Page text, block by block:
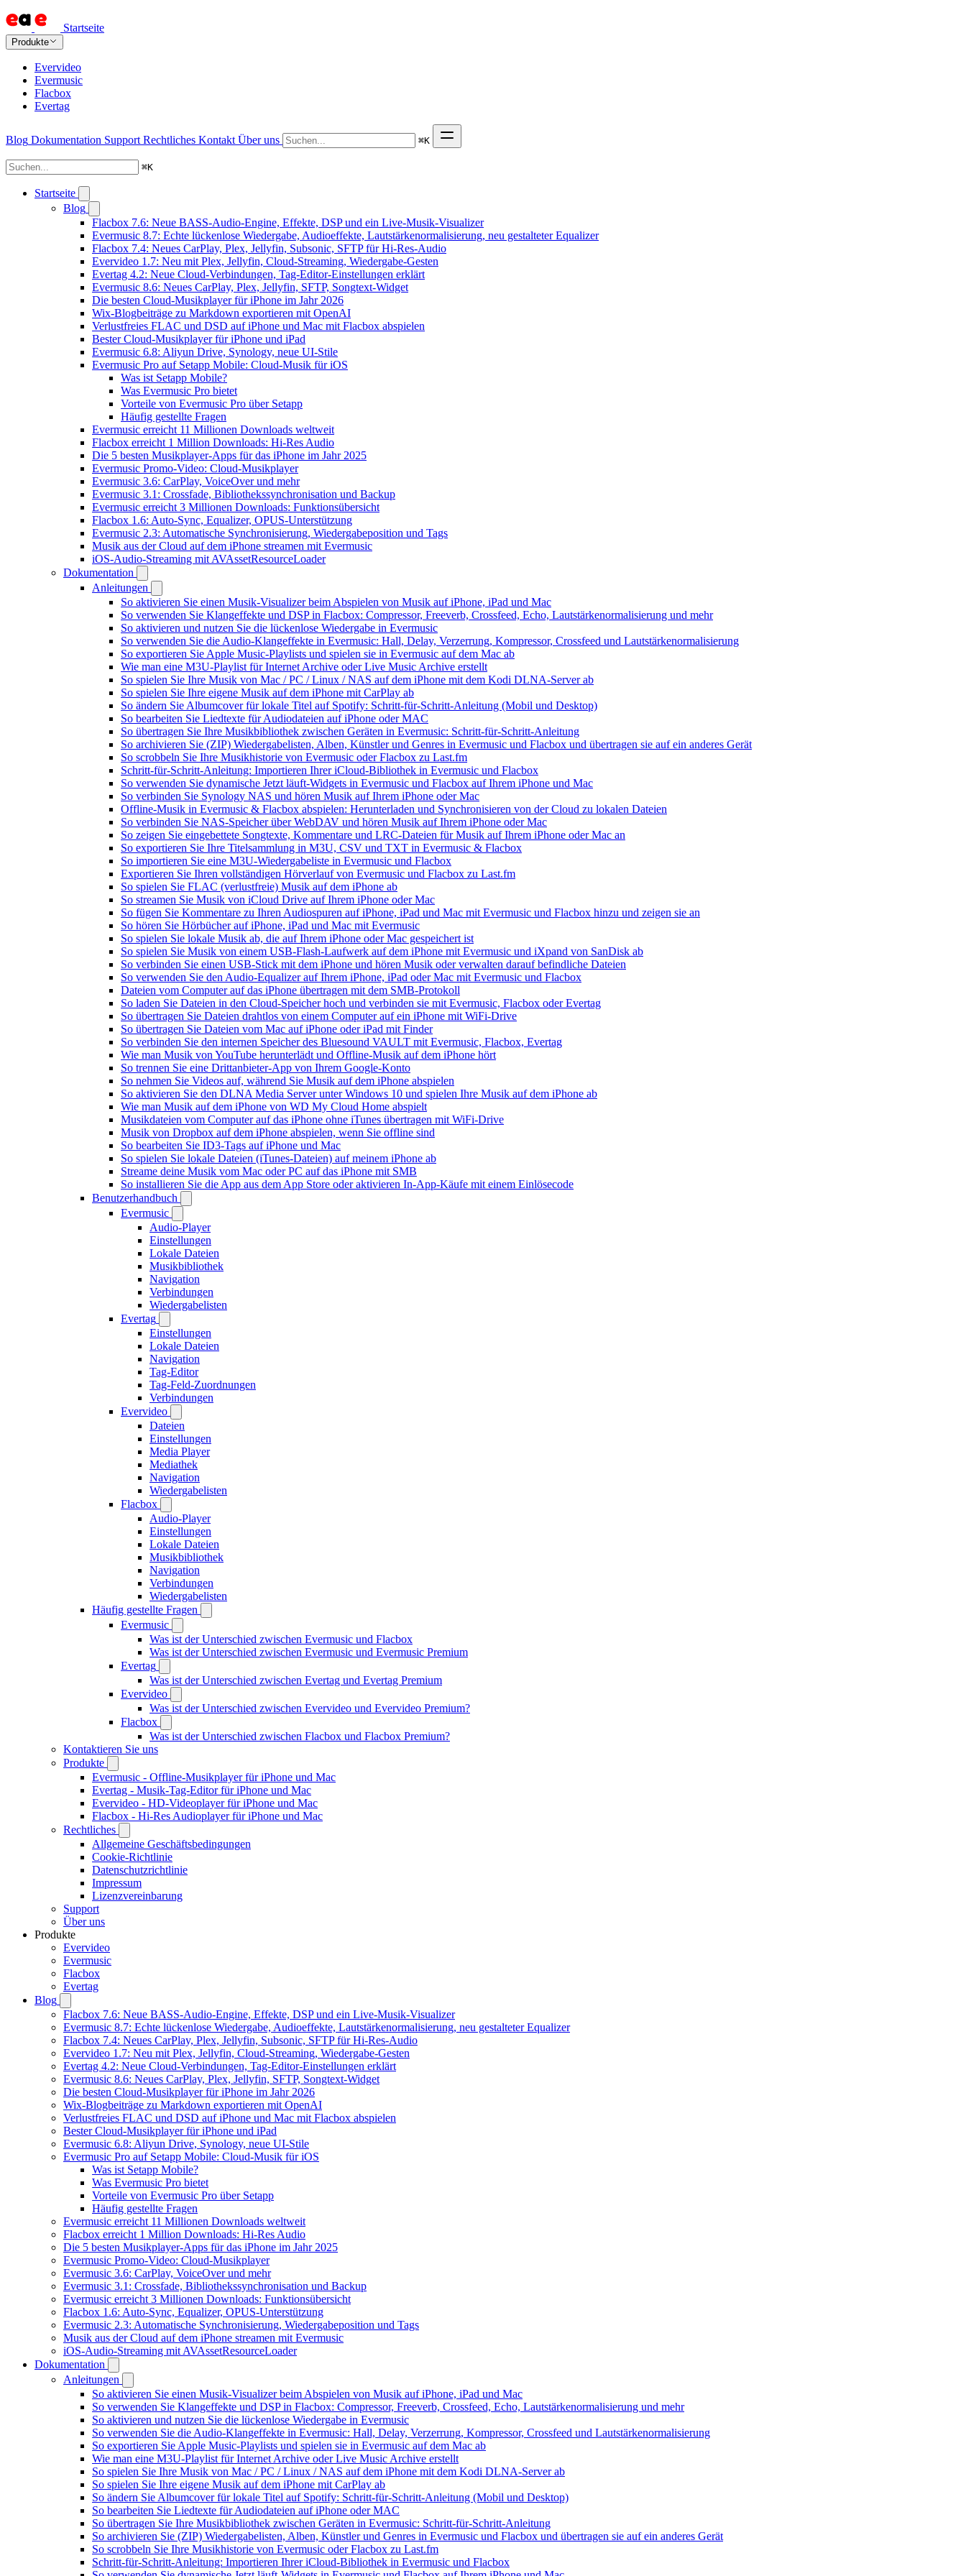
Startseite
Produkte
Evervideo
Evermusic
Flacbox
Evertag
Blog Dokumentation Support Rechtliches Kontakt Über uns ⌘K
⌘K
Startseite
Blog
Flacbox 7.6: Neue BASS-Audio-Engine, Effekte, DSP und ein Live-Musik-Visualizer
Evermusic 8.7: Echte lückenlose Wiedergabe, Audioeffekte, Lautstärkenormalisierung, neu gestalteter Equalizer
Flacbox 7.4: Neues CarPlay, Plex, Jellyfin, Subsonic, SFTP für Hi-Res-Audio
Evervideo 1.7: Neu mit Plex, Jellyfin, Cloud-Streaming, Wiedergabe-Gesten
Evertag 4.2: Neue Cloud-Verbindungen, Tag-Editor-Einstellungen erklärt
Evermusic 8.6: Neues CarPlay, Plex, Jellyfin, SFTP, Songtext-Widget
Die besten Cloud-Musikplayer für iPhone im Jahr 2026
Wix-Blogbeiträge zu Markdown exportieren mit OpenAI
Verlustfreies FLAC und DSD auf iPhone und Mac mit Flacbox abspielen
Bester Cloud-Musikplayer für iPhone und iPad
Evermusic 6.8: Aliyun Drive, Synology, neue UI-Stile
Evermusic Pro auf Setapp Mobile: Cloud-Musik für iOS
Was ist Setapp Mobile?
Was Evermusic Pro bietet
Vorteile von Evermusic Pro über Setapp
Häufig gestellte Fragen
Evermusic erreicht 11 Millionen Downloads weltweit
Flacbox erreicht 1 Million Downloads: Hi-Res Audio
Die 5 besten Musikplayer-Apps für das iPhone im Jahr 2025
Evermusic Promo-Video: Cloud-Musikplayer
Evermusic 3.6: CarPlay, VoiceOver und mehr
Evermusic 3.1: Crossfade, Bibliothekssynchronisation und Backup
Evermusic erreicht 3 Millionen Downloads: Funktionsübersicht
Flacbox 1.6: Auto-Sync, Equalizer, OPUS-Unterstützung
Evermusic 2.3: Automatische Synchronisierung, Wiedergabeposition und Tags
Musik aus der Cloud auf dem iPhone streamen mit Evermusic
iOS-Audio-Streaming mit AVAssetResourceLoader
Dokumentation
Anleitungen
So aktivieren Sie einen Musik-Visualizer beim Abspielen von Musik auf iPhone, iPad und Mac
So verwenden Sie Klangeffekte und DSP in Flacbox: Compressor, Freeverb, Crossfeed, Echo, Lautstärkenormalisierung und mehr
So aktivieren und nutzen Sie die lückenlose Wiedergabe in Evermusic
So verwenden Sie die Audio-Klangeffekte in Evermusic: Hall, Delay, Verzerrung, Kompressor, Crossfeed und Lautstärkenormalisierung
So exportieren Sie Apple Music-Playlists und spielen sie in Evermusic auf dem Mac ab
Wie man eine M3U-Playlist für Internet Archive oder Live Music Archive erstellt
So spielen Sie Ihre Musik von Mac / PC / Linux / NAS auf dem iPhone mit dem Kodi DLNA-Server ab
So spielen Sie Ihre eigene Musik auf dem iPhone mit CarPlay ab
So ändern Sie Albumcover für lokale Titel auf Spotify: Schritt-für-Schritt-Anleitung (Mobil und Desktop)
So bearbeiten Sie Liedtexte für Audiodateien auf iPhone oder MAC
So übertragen Sie Ihre Musikbibliothek zwischen Geräten in Evermusic: Schritt-für-Schritt-Anleitung
So archivieren Sie (ZIP) Wiedergabelisten, Alben, Künstler und Genres in Evermusic und Flacbox und übertragen sie auf ein anderes Gerät
So scrobbeln Sie Ihre Musikhistorie von Evermusic oder Flacbox zu Last.fm
Schritt-für-Schritt-Anleitung: Importieren Ihrer iCloud-Bibliothek in Evermusic und Flacbox
So verwenden Sie dynamische Jetzt läuft-Widgets in Evermusic und Flacbox auf Ihrem iPhone und Mac
So verbinden Sie Synology NAS und hören Musik auf Ihrem iPhone oder Mac
Offline-Musik in Evermusic & Flacbox abspielen: Herunterladen und Synchronisieren von der Cloud zu lokalen Dateien
So verbinden Sie NAS-Speicher über WebDAV und hören Musik auf Ihrem iPhone oder Mac
So zeigen Sie eingebettete Songtexte, Kommentare und LRC-Dateien für Musik auf Ihrem iPhone oder Mac an
So exportieren Sie Ihre Titelsammlung in M3U, CSV und TXT in Evermusic & Flacbox
So importieren Sie eine M3U-Wiedergabeliste in Evermusic und Flacbox
Exportieren Sie Ihren vollständigen Hörverlauf von Evermusic und Flacbox zu Last.fm
So spielen Sie FLAC (verlustfreie) Musik auf dem iPhone ab
So streamen Sie Musik von iCloud Drive auf Ihrem iPhone oder Mac
So fügen Sie Kommentare zu Ihren Audiospuren auf iPhone, iPad und Mac mit Evermusic und Flacbox hinzu und zeigen sie an
So hören Sie Hörbücher auf iPhone, iPad und Mac mit Evermusic
So spielen Sie lokale Musik ab, die auf Ihrem iPhone oder Mac gespeichert ist
So spielen Sie Musik von einem USB-Flash-Laufwerk auf dem iPhone mit Evermusic und iXpand von SanDisk ab
So verbinden Sie einen USB-Stick mit dem iPhone und hören Musik oder verwalten darauf befindliche Dateien
So verwenden Sie den Audio-Equalizer auf Ihrem iPhone, iPad oder Mac mit Evermusic und Flacbox
Dateien vom Computer auf das iPhone übertragen mit dem SMB-Protokoll
So laden Sie Dateien in den Cloud-Speicher hoch und verbinden sie mit Evermusic, Flacbox oder Evertag
So übertragen Sie Dateien drahtlos von einem Computer auf ein iPhone mit WiFi-Drive
So übertragen Sie Dateien vom Mac auf iPhone oder iPad mit Finder
So verbinden Sie den internen Speicher des Bluesound VAULT mit Evermusic, Flacbox, Evertag
Wie man Musik von YouTube herunterlädt und Offline-Musik auf dem iPhone hört
So trennen Sie eine Drittanbieter-App von Ihrem Google-Konto
So nehmen Sie Videos auf, während Sie Musik auf dem iPhone abspielen
So aktivieren Sie den DLNA Media Server unter Windows 10 und spielen Ihre Musik auf dem iPhone ab
Wie man Musik auf dem iPhone von WD My Cloud Home abspielt
Musikdateien vom Computer auf das iPhone ohne iTunes übertragen mit WiFi-Drive
Musik von Dropbox auf dem iPhone abspielen, wenn Sie offline sind
So bearbeiten Sie ID3-Tags auf iPhone und Mac
So spielen Sie lokale Dateien (iTunes-Dateien) auf meinem iPhone ab
Streame deine Musik vom Mac oder PC auf das iPhone mit SMB
So installieren Sie die App aus dem App Store oder aktivieren In-App-Käufe mit einem Einlösecode
Benutzerhandbuch
Evermusic
Audio-Player
Einstellungen
Lokale Dateien
Musikbibliothek
Navigation
Verbindungen
Wiedergabelisten
Evertag
Einstellungen
Lokale Dateien
Navigation
Tag-Editor
Tag-Feld-Zuordnungen
Verbindungen
Evervideo
Dateien
Einstellungen
Media Player
Mediathek
Navigation
Wiedergabelisten
Flacbox
Audio-Player
Einstellungen
Lokale Dateien
Musikbibliothek
Navigation
Verbindungen
Wiedergabelisten
Häufig gestellte Fragen
Evermusic
Was ist der Unterschied zwischen Evermusic und Flacbox
Was ist der Unterschied zwischen Evermusic und Evermusic Premium
Evertag
Was ist der Unterschied zwischen Evertag und Evertag Premium
Evervideo
Was ist der Unterschied zwischen Evervideo und Evervideo Premium?
Flacbox
Was ist der Unterschied zwischen Flacbox und Flacbox Premium?
Kontaktieren Sie uns
Produkte
Evermusic - Offline-Musikplayer für iPhone und Mac
Evertag - Musik-Tag-Editor für iPhone und Mac
Evervideo - HD-Videoplayer für iPhone und Mac
Flacbox - Hi-Res Audioplayer für iPhone und Mac
Rechtliches
Allgemeine Geschäftsbedingungen
Cookie-Richtlinie
Datenschutzrichtlinie
Impressum
Lizenzvereinbarung
Support
Über uns
Produkte
Evervideo
Evermusic
Flacbox
Evertag
Blog
Flacbox 7.6: Neue BASS-Audio-Engine, Effekte, DSP und ein Live-Musik-Visualizer
Evermusic 8.7: Echte lückenlose Wiedergabe, Audioeffekte, Lautstärkenormalisierung, neu gestalteter Equalizer
Flacbox 7.4: Neues CarPlay, Plex, Jellyfin, Subsonic, SFTP für Hi-Res-Audio
Evervideo 1.7: Neu mit Plex, Jellyfin, Cloud-Streaming, Wiedergabe-Gesten
Evertag 4.2: Neue Cloud-Verbindungen, Tag-Editor-Einstellungen erklärt
Evermusic 8.6: Neues CarPlay, Plex, Jellyfin, SFTP, Songtext-Widget
Die besten Cloud-Musikplayer für iPhone im Jahr 2026
Wix-Blogbeiträge zu Markdown exportieren mit OpenAI
Verlustfreies FLAC und DSD auf iPhone und Mac mit Flacbox abspielen
Bester Cloud-Musikplayer für iPhone und iPad
Evermusic 6.8: Aliyun Drive, Synology, neue UI-Stile
Evermusic Pro auf Setapp Mobile: Cloud-Musik für iOS
Was ist Setapp Mobile?
Was Evermusic Pro bietet
Vorteile von Evermusic Pro über Setapp
Häufig gestellte Fragen
Evermusic erreicht 11 Millionen Downloads weltweit
Flacbox erreicht 1 Million Downloads: Hi-Res Audio
Die 5 besten Musikplayer-Apps für das iPhone im Jahr 2025
Evermusic Promo-Video: Cloud-Musikplayer
Evermusic 3.6: CarPlay, VoiceOver und mehr
Evermusic 3.1: Crossfade, Bibliothekssynchronisation und Backup
Evermusic erreicht 3 Millionen Downloads: Funktionsübersicht
Flacbox 1.6: Auto-Sync, Equalizer, OPUS-Unterstützung
Evermusic 2.3: Automatische Synchronisierung, Wiedergabeposition und Tags
Musik aus der Cloud auf dem iPhone streamen mit Evermusic
iOS-Audio-Streaming mit AVAssetResourceLoader
Dokumentation
Anleitungen
So aktivieren Sie einen Musik-Visualizer beim Abspielen von Musik auf iPhone, iPad und Mac
So verwenden Sie Klangeffekte und DSP in Flacbox: Compressor, Freeverb, Crossfeed, Echo, Lautstärkenormalisierung und mehr
So aktivieren und nutzen Sie die lückenlose Wiedergabe in Evermusic
So verwenden Sie die Audio-Klangeffekte in Evermusic: Hall, Delay, Verzerrung, Kompressor, Crossfeed und Lautstärkenormalisierung
So exportieren Sie Apple Music-Playlists und spielen sie in Evermusic auf dem Mac ab
Wie man eine M3U-Playlist für Internet Archive oder Live Music Archive erstellt
So spielen Sie Ihre Musik von Mac / PC / Linux / NAS auf dem iPhone mit dem Kodi DLNA-Server ab
So spielen Sie Ihre eigene Musik auf dem iPhone mit CarPlay ab
So ändern Sie Albumcover für lokale Titel auf Spotify: Schritt-für-Schritt-Anleitung (Mobil und Desktop)
So bearbeiten Sie Liedtexte für Audiodateien auf iPhone oder MAC
So übertragen Sie Ihre Musikbibliothek zwischen Geräten in Evermusic: Schritt-für-Schritt-Anleitung
So archivieren Sie (ZIP) Wiedergabelisten, Alben, Künstler und Genres in Evermusic und Flacbox und übertragen sie auf ein anderes Gerät
So scrobbeln Sie Ihre Musikhistorie von Evermusic oder Flacbox zu Last.fm
Schritt-für-Schritt-Anleitung: Importieren Ihrer iCloud-Bibliothek in Evermusic und Flacbox